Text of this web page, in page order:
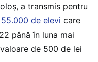
a transmis pentru
de elevi care
până în luna mai
de 500 de lei